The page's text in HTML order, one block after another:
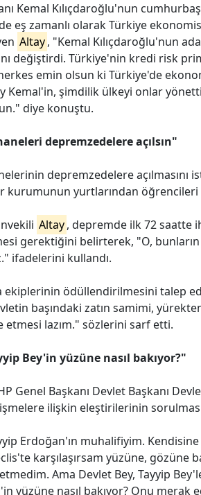
Kemal Kılıçdaroğlu'nun
eş zamanlı olarak Türkiye
Altay, "Kemal Kılıçdaroğlu'nun
değiştirdi. Türkiye'nin kredi risk
herkes emin olsun ki Türkiye'de
Kemal'in, şimdilik ülkeyi onlar
diye konuştu.
depremzedelere açılsın"
depremzedelere açılmasını
kurumunun yurtlarından öğrencileri
Altay, depremde ilk 72 saatte
gerektiğini belirterek, "O,
ifadelerini kullandı.
ekiplerinin ödüllendirilmesini talep
başındaki zatın samimi,
lazım." sözlerini sarf etti.
Bey'in yüzüne nasıl bakıyor?"
Genel Başkanı Devlet Başkanı
ilişkin eleştirilerinin
Erdoğan'ın muhalifiyim.
karşılaşırsam yüzüne, gözüne
Ama Devlet Bey, Tayyip
yüzüne nasıl bakıyor? Onu merak